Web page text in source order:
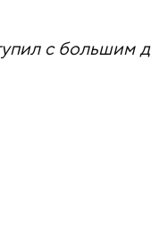
с большим